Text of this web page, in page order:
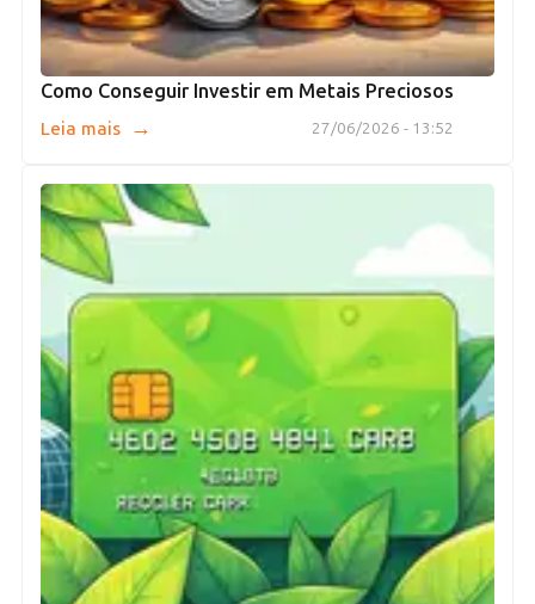
Como Conseguir Investir em Metais Preciosos
27/06/2026 - 13:52
Leia mais →